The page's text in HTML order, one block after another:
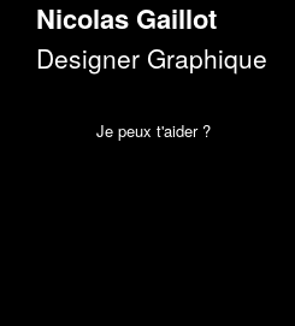
Nicolas Gaillot
Designer Graphique
Je peux t'aider ?